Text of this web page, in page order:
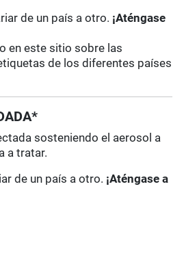
de un país a otro. ¡Aténgase
en este sitio sobre las
de los diferentes países
sosteniendo el aerosol a
a tratar.
de un país a otro. ¡Aténgase a